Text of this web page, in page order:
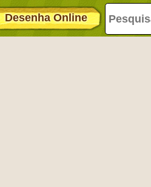
Desenha Online